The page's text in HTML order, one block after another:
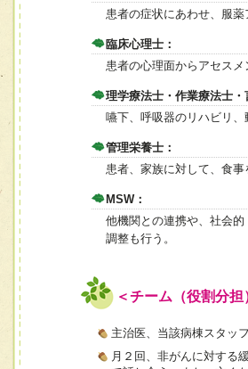
患者の症状にあわせ、服
臨床心理士：
患者の心理面からアセス
理学療法士・作業療法士・
嚥下、呼吸器のリハビリ
管理栄養士：
患者、家族に対して、食
MSW：
他機関との連携や、社会
調整も行う。
＜チーム（役割分
主治医、当該病棟スタッ
月２回、非がんに対する